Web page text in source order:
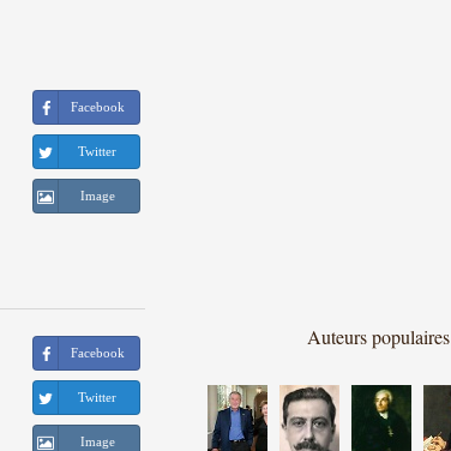
Facebook
Twitter
Image
Facebook
Twitter
Image
Auteurs populaires